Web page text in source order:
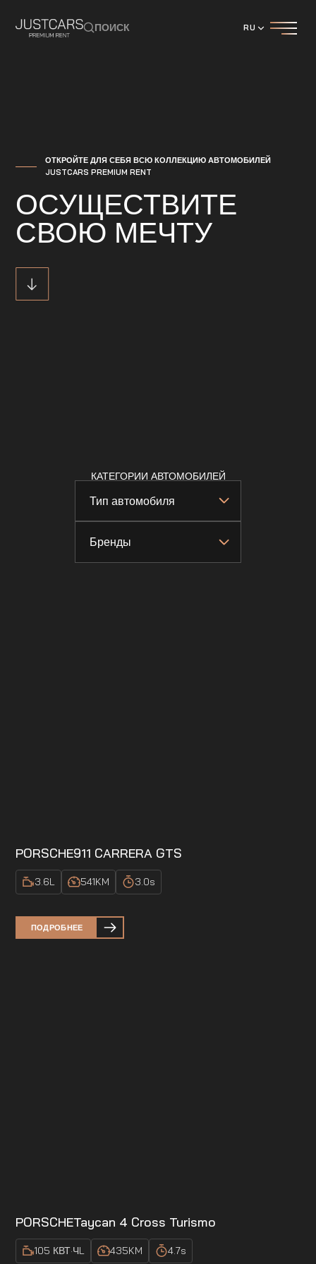
ПОИСК RU
ОТКРОЙТЕ ДЛЯ СЕБЯ ВСЮ КОЛЛЕКЦИЮ АВТОМОБИЛЕЙ
JUSTCARS PREMIUM RENT
ОСУЩЕСТВИТЕ
СВОЮ МЕЧТУ
КАТЕГОРИИ АВТОМОБИЛЕЙ
Тип автомобиля
Бренды
PORSCHE911 CARRERA GTS
3.6L 541KM 3.0s
ПОДРОБНЕЕ
PORSCHETaycan 4 Cross Turismo
105 КВТ·ЧL 435KM 4.7s